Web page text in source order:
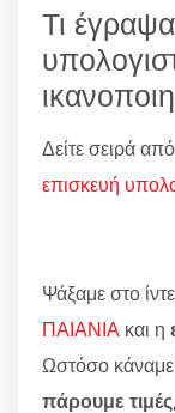
Τι
Δείτε σειρά
επισκευή
Ψάξαμε στο
ΠΑΙΑΝΙΑ και η
Ωστόσο κάναμε
πάρουμε τιμές